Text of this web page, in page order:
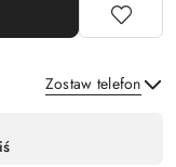
Zostaw telefon